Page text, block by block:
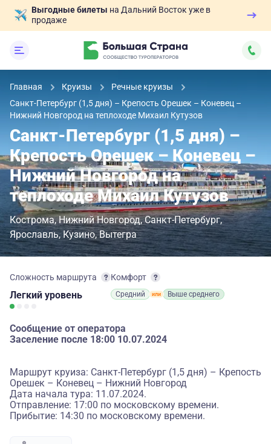
Выгодные билеты на Дальний Восток уже в
продаже
Главная Круизы
Речные круизы
Санкт-Петербург (1,5 дня) – Крепость Орешек – Коневец –
Нижний Новгород на теплоходе Михаил Кутузов
Санкт-Петербург (1,5 дня) –
Крепость Орешек – Коневец –
Нижний Новгород на
теплоходе Михаил Кутузов
Кострома Нижний Новгород Санкт-Петербург
Ярославль Кузино Вытегра
Сложность маршрута
Легкий уровень
Комфорт
Средний Выше среднего
Сообщение от оператора
Заселение после 18:00 10.07.2024
Маршрут круиза: Санкт-Петербург (1,5 дня) – Крепость
Орешек – Коневец – Нижний Новгород
Дата начала тура: 11.07.2024.
Отправление: 17:00 по московскому времени.
Прибытие: 14:30 по московскому времени.